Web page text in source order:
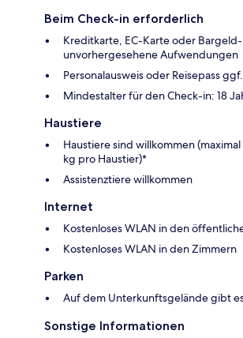
Beim Check-in erforderlich
Kreditkarte, EC-Karte oder
unvorhergesehene Aufwendungen
Personalausweis oder Reisepass
Mindestalter für den Check-in: 18
Haustiere
Haustiere sind willkommen (maximal
kg pro Haustier)*
Assistenztiere willkommen
Internet
Kostenloses WLAN in den
Kostenloses WLAN in den Zimmern
Parken
Auf dem Unterkunftsgelände gibt
Sonstige Informationen